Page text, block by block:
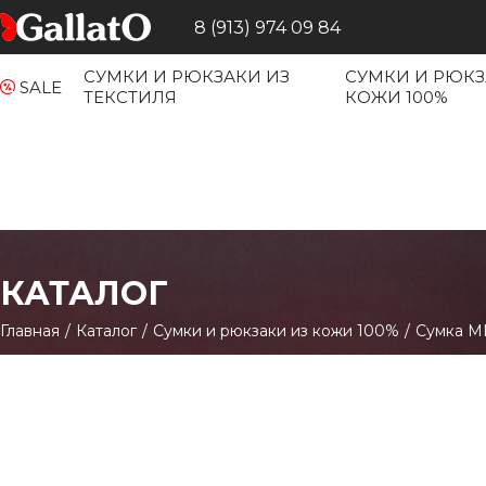
8 (913) 974 09 84
SALE
СУМКИ И РЮКЗАКИ ИЗ
ТЕКСТИЛЯ
СУМКИ И
КОЖИ 100%
КАТАЛОГ
Главная / Каталог / Сумки и рюкзаки из кожи 100% / Сумка